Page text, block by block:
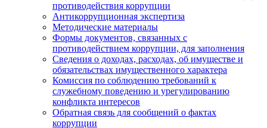
противодействия коррупции
Антикоррупционная экспертиза
Методические материалы
Формы документов, связанных с
противодействием коррупции, для заполнения
Сведения о доходах, расходах, об имуществе и
обязательствах имущественного характера
Комиссия по соблюдению требований к
служебному поведению и урегулированию
конфликта интересов
Обратная связь для сообщений о фактах
коррупции